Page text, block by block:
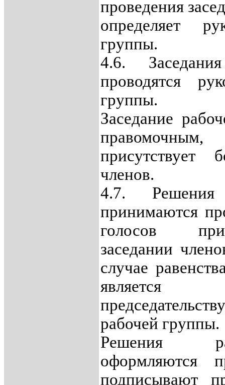
проведения
определяет
группы.
4.6.
проводятся
группы.
Заседание
присутствует
членов.
4.7.
принимаются
голосов
заседании
случае
рабочей группы.
Решения
оформляются
подписывают